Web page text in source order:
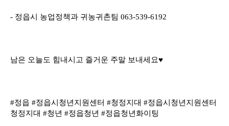
- 정읍시 농업정책과 귀농귀촌팀 063-539-6192
남은 오늘도 힘내시고 즐거운 주말 보내세요♥
#정읍 #정읍시청년지원센터 #청정지대 #정읍시청년지원센터
청정지대 #청년 #정읍청년 #정읍청년화이팅